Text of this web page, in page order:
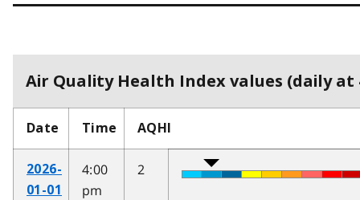
Air Quality Health Index values (daily at
Date Time AQHI
2026-
01-01
4:00
pm
2